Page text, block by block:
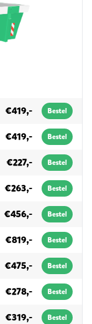
€419,- Bestel
€419,- Bestel
€227,- Bestel
€263,- Bestel
€456,- Bestel
€819,- Bestel
€475,- Bestel
€278,- Bestel
€319,- Bestel